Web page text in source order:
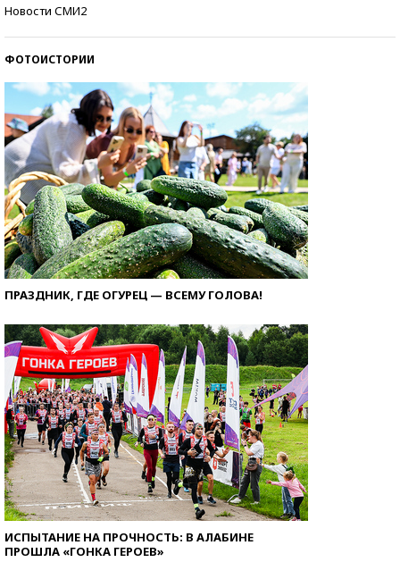
Новости СМИ2
ФОТОИСТОРИИ
ПРАЗДНИК, ГДЕ ОГУРЕЦ — ВСЕМУ ГОЛОВА!
ИСПЫТАНИЕ НА ПРОЧНОСТЬ: В АЛАБИНЕ
ПРОШЛА «ГОНКА ГЕРОЕВ»